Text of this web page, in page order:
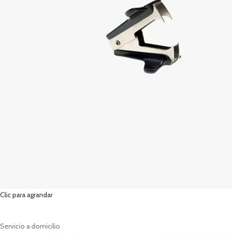
Clic para agrandar
Servicio a domicilio